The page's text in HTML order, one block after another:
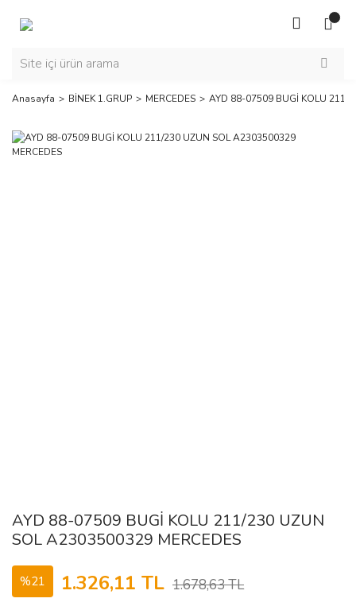
Anasayfa BİNEK 1.GRUP MERCEDES AYD 88-07509 BUGİ KOLU 211/
AYD 88-07509 BUGİ KOLU 211/230 UZUN
SOL A2303500329 MERCEDES
%21 1.326,11 TL 1.678,63 TL